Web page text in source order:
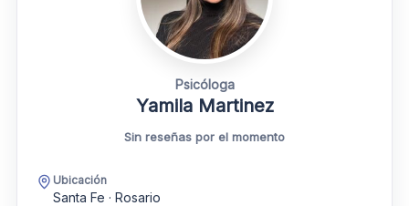
Psicóloga
Yamila Martinez
Sin reseñas por el momento
Ubicación
Santa Fe · Rosario